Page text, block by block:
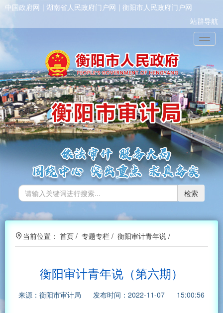
中国政府网 湖南省人民政府门户网
衡阳市人民政府门户网
站群导航
检索
当前位置： 首页 / 专题专栏 / 衡阳审计青年说 /
衡阳审计青年说（第六期）
来源：衡阳市审计局 发布时间：2022-11-07 15:00:56